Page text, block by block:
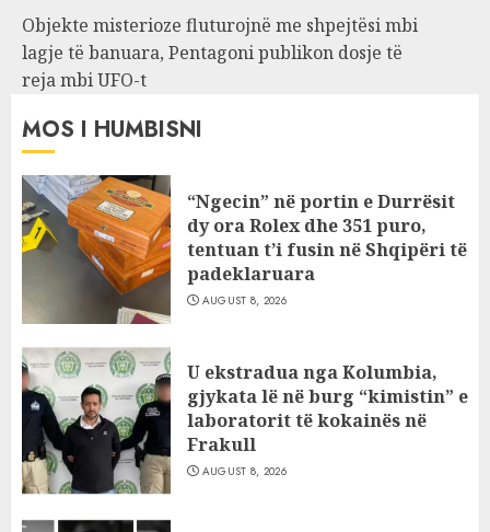
Objekte misterioze fluturojnë me shpejtësi mbi
lagje të banuara, Pentagoni publikon dosje të
reja mbi UFO-t
MOS I HUMBISNI
“Ngecin” në portin e Durrësit
dy ora Rolex dhe 351 puro,
tentuan t’i fusin në Shqipëri të
padeklaruara
AUGUST 8, 2026
U ekstradua nga Kolumbia,
gjykata lë në burg “kimistin” e
laboratorit të kokainës në
Frakull
AUGUST 8, 2026